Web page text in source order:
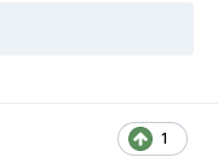
1